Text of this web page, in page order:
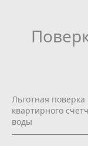
Льготная поверка
квартирного
воды